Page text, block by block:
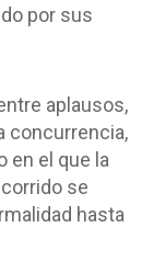
por sus
aplausos,
concurrencia,
en el que la
se
hasta